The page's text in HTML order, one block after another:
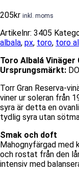
205kr inkl. moms
Artikelnr: 3405
albala, px, toro, toro
Toro Albalá Vinäger
Ursprungsmärkt:
Torr Gran Reserva-
viner ur soleran från
syra är detta en
tydlig syra utan
Smak och doft
Mahognyfärgad med
och rostat från den
intensiv med